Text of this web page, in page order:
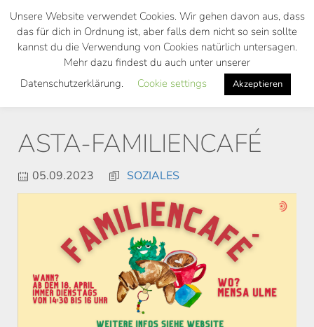
Skip
main
ASTA-FAMILIENCAFÉ
05.09.2023 SOZIALES
Unsere Website verwendet Cookies. Wir gehen davon aus, dass
das für dich in Ordnung ist, aber falls dem nicht so sein sollte
kannst du die Verwendung von Cookies natürlich untersagen.
Mehr dazu findest du auch unter unserer
Datenschutzerklärung.
Cookie settings Akzeptieren